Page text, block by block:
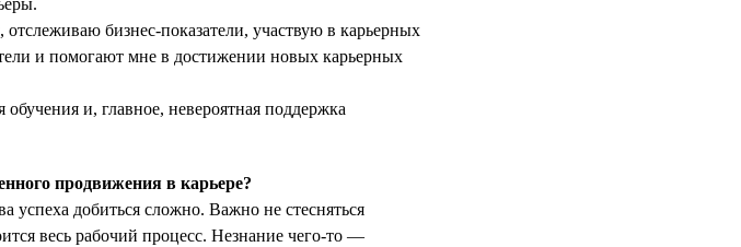
бизнес-показатели, участвую в карьерных
и помогают мне в достижении новых карьерных
и, главное, невероятная поддержка
продвижения в карьере?
добиться сложно. Важно не стесняться
весь рабочий процесс. Незнание чего-то —